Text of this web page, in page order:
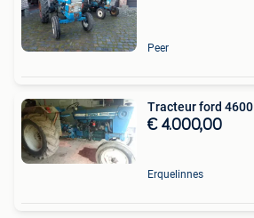
Peer
Tracteur ford 4600
€ 4.000,00
Erquelinnes